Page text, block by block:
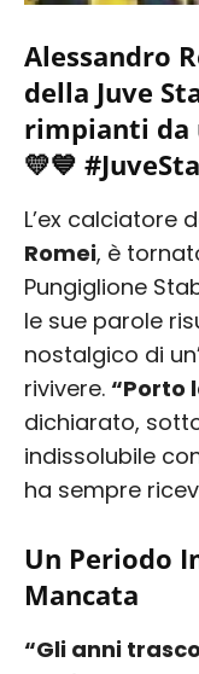
Alessandro
della Juve
rimpianti da
💛💙
L’ex calciatore
Romei, è
Pungiglione
le sue parole
nostalgico di
rivivere. “Porto
dichiarato,
indissolubile
ha sempre
Un Periodo
Mancata
“Gli anni